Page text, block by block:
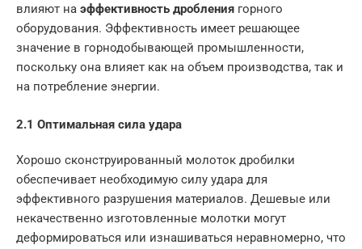
влияют на эффективность дробления горного
оборудования. Эффективность имеет решающее
значение в горнодобывающей промышленности,
поскольку она влияет как на объем производства, так и
на потребление энергии.
2.1 Оптимальная сила удара
Хорошо сконструированный молоток дробилки
обеспечивает необходимую силу удара для
эффективного разрушения материалов. Дешевые или
некачественно изготовленные молотки могут
деформироваться или изнашиваться неравномерно, что